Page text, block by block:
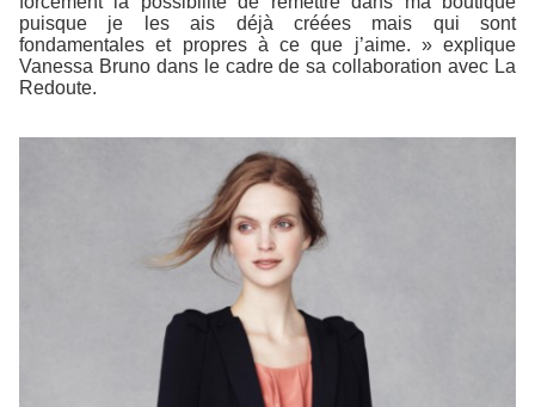
puisque je les ais déjà créées mais qui sont
fondamentales et propres à ce que j’aime. » explique
Vanessa Bruno dans le cadre de sa collaboration avec La
Redoute.